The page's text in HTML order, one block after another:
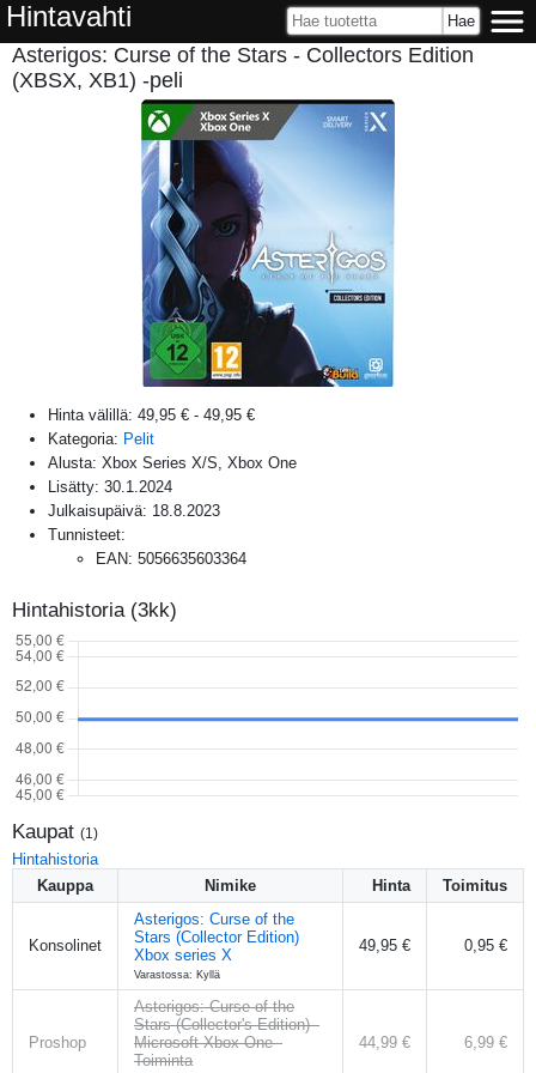
Hintavahti
Asterigos: Curse of the Stars - Collectors Edition
(XBSX, XB1) -peli
Hinta välillä: 49,95 € - 49,95 €
Kategoria: Pelit
Alusta: Xbox Series X/S, Xbox One
Lisätty: 30.1.2024
Julkaisupäivä: 18.8.2023
Tunnisteet:
EAN: 5056635603364
Hintahistoria (3kk)
Kaupat (1 )
Hintahistoria
Kauppa
Nimike Hinta Toimitus
Konsolinet
Asterigos: Curse of the
Stars (Collector Edition)
Xbox series X
Varastossa: Kyllä
49,95 € 0,95 €
Proshop
Asterigos: Curse of the
Stars (Collector's Edition) -
Microsoft Xbox One -
Toiminta
44,99 € 6,99 €